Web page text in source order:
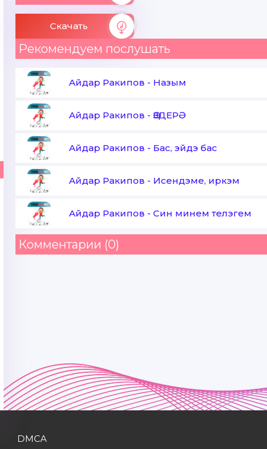
Скачать
Рекомендуем послушать
Айдар Ракипов - Назым
Айдар Ракипов - ӨЗДЕРӘ
Айдар Ракипов - Бас, эйдэ бас
Айдар Ракипов - Исендэме, иркэм
Айдар Ракипов - Син минем телэгем
Комментарии (0)
DMCA